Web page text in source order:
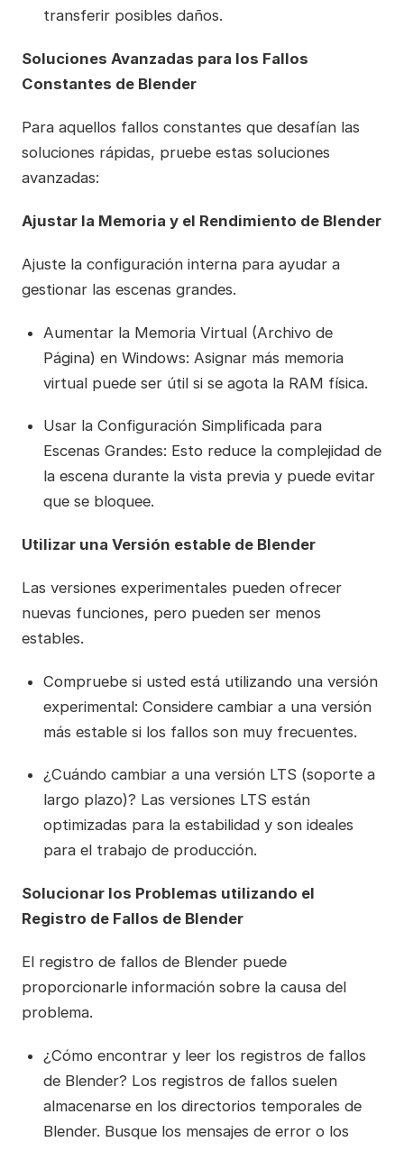
transferir posibles daños.
Soluciones Avanzadas para los Fallos
Constantes de Blender
Para aquellos fallos constantes que desafían las
soluciones rápidas, pruebe estas soluciones
avanzadas:
Ajustar la Memoria y el Rendimiento de Blender
Ajuste la configuración interna para ayudar a
gestionar las escenas grandes.
Aumentar la Memoria Virtual (Archivo de
Página) en Windows: Asignar más memoria
virtual puede ser útil si se agota la RAM física.
Usar la Configuración Simplificada para
Escenas Grandes: Esto reduce la complejidad de
la escena durante la vista previa y puede evitar
que se bloquee.
Utilizar una Versión estable de Blender
Las versiones experimentales pueden ofrecer
nuevas funciones, pero pueden ser menos
estables.
Compruebe si usted está utilizando una versión
experimental: Considere cambiar a una versión
más estable si los fallos son muy frecuentes.
¿Cuándo cambiar a una versión LTS (soporte a
largo plazo)? Las versiones LTS están
optimizadas para la estabilidad y son ideales
para el trabajo de producción.
Solucionar los Problemas utilizando el
Registro de Fallos de Blender
El registro de fallos de Blender puede
proporcionarle información sobre la causa del
problema.
¿Cómo encontrar y leer los registros de fallos
de Blender? Los registros de fallos suelen
almacenarse en los directorios temporales de
Blender. Busque los mensajes de error o los